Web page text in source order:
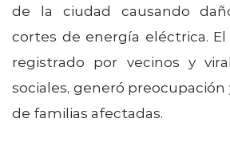
de la ciudad causando
cortes de energía eléctrica.
registrado por vecinos y
sociales, generó preocupación
de familias afectadas.